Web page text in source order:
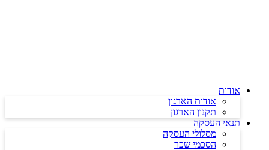
אודות
אודות הארגון
תקנון הארגון
תנאי העסקה
מסלולי העסקה
הסכמי שכר